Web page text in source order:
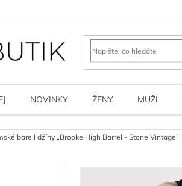
NOVINKY ŽENY MUŽI
barell džíny „Brooke High Barrel - Stone Vintage"